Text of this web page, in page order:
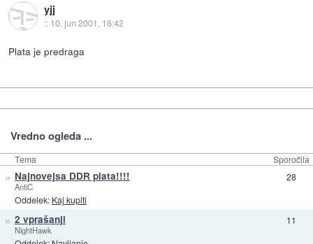
yjj
:: 10. jun 2001, 16:42
Plata je predraga
Vredno ogleda ...
Tema Sporočila
» Najnovejsa DDR plata!!!!
AntiC
Oddelek: Kaj kupiti
28
» 2 vprašanji
NightHawk
11